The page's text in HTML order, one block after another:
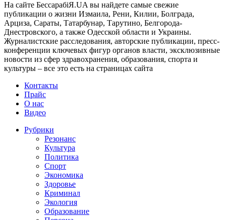
На сайте БессарабіЯ.UA вы найдете самые свежие
публикации о жизни Измаила, Рени, Килии, Болграда,
Арциза, Сараты, Татарбунар, Тарутино, Белгорода-
Днестровского, а также Одесской области и Украины.
Журналистские расследования, авторские публикации, пресс-
конференции ключевых фигур органов власти, эксклюзивные
новости из сфер здравохранения, образования, спорта и
культуры – все это есть на страницах сайта
Контакты
Прайс
О нас
Видео
Рубрики
Резонанс
Культура
Политика
Спорт
Экономика
Здоровье
Криминал
Экология
Образование